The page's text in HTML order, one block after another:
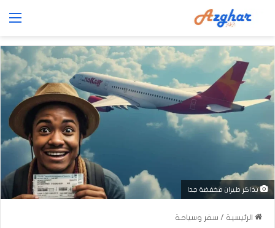
تذاكر طيران مخفضة جدا
الرئيسية / سفر وسياحة